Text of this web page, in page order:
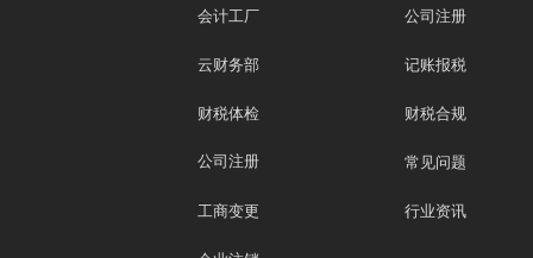
会计工厂
云财务部
财税体检
公司注册
工商变更
公司注册
记账报税
财税合规
常见问题
行业资讯